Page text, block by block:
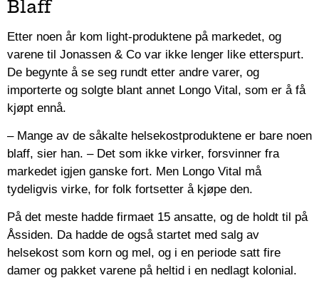
Blaff
Etter noen år kom light-produktene på markedet, og
varene til Jonassen & Co var ikke lenger like etterspurt.
De begynte å se seg rundt etter andre varer, og
importerte og solgte blant annet Longo Vital, som er å få
kjøpt ennå.
– Mange av de såkalte helsekostproduktene er bare noen
blaff, sier han. – Det som ikke virker, forsvinner fra
markedet igjen ganske fort. Men Longo Vital må
tydeligvis virke, for folk fortsetter å kjøpe den.
På det meste hadde firmaet 15 ansatte, og de holdt til på
Åssiden. Da hadde de også startet med salg av
helsekost som korn og mel, og i en periode satt fire
damer og pakket varene på heltid i en nedlagt kolonial.